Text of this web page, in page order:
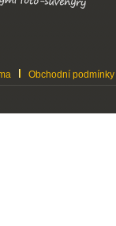
Obchodní podmínky